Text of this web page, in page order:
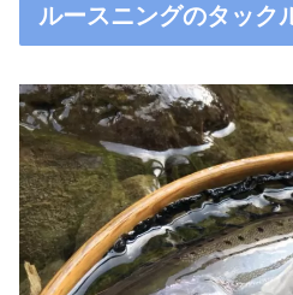
ルースニングのタック